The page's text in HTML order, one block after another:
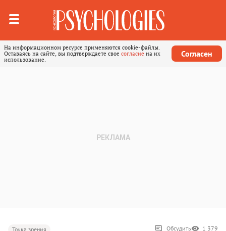
На информационном ресурсе применяются cookie-файлы.
Оставаясь на сайте, вы подтверждаете свое согласие на их
использование.
Согласен
Точка зрения Обсудить 1 379